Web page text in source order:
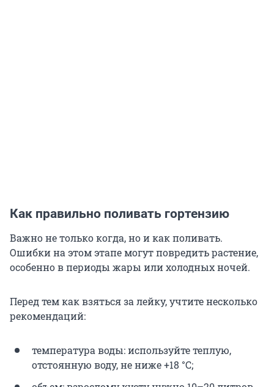
Как правильно поливать гортензию
Важно не только когда, но и как поливать.
Ошибки на этом этапе могут повредить растение,
особенно в периоды жары или холодных ночей.
Перед тем как взяться за лейку, учтите несколько
рекомендаций:
температура воды: используйте теплую,
отстоянную воду, не ниже+18 °C;